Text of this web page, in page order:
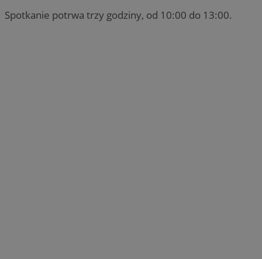
Spotkanie potrwa trzy godziny, od 10:00 do 13:00.